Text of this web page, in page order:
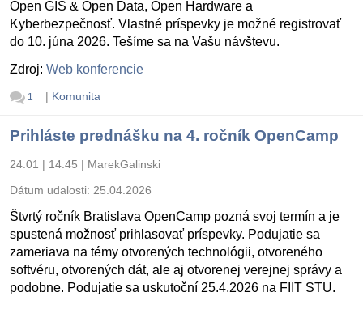
Open GIS & Open Data, Open Hardware a
Kyberbezpečnosť. Vlastné príspevky je možné registrovať
do 10. júna 2026. Tešíme sa na Vašu návštevu.
Zdroj: Web konferencie
1 | Komunita
Prihláste prednášku na 4. ročník OpenCamp
24.01 | 14:45 | MarekGalinski
Dátum udalosti: 25.04.2026
Štvrtý ročník Bratislava OpenCamp pozná svoj termín a je
spustená možnosť prihlasovať príspevky. Podujatie sa
zameriava na témy otvorených technológii, otvoreného
softvéru, otvorených dát, ale aj otvorenej verejnej správy a
podobne. Podujatie sa uskutoční 25.4.2026 na FIIT STU.